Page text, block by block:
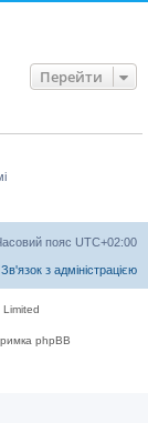
Перейти
пояс UTC+02:00
Зв'язок з адміністрацією
phpBB